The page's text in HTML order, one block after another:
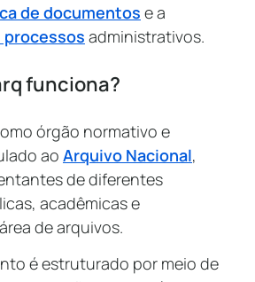
de documentos e a
administrativos.
funciona?
órgão normativo e
ao Arquivo Nacional,
de diferentes
acadêmicas e
de arquivos.
é estruturado por meio de